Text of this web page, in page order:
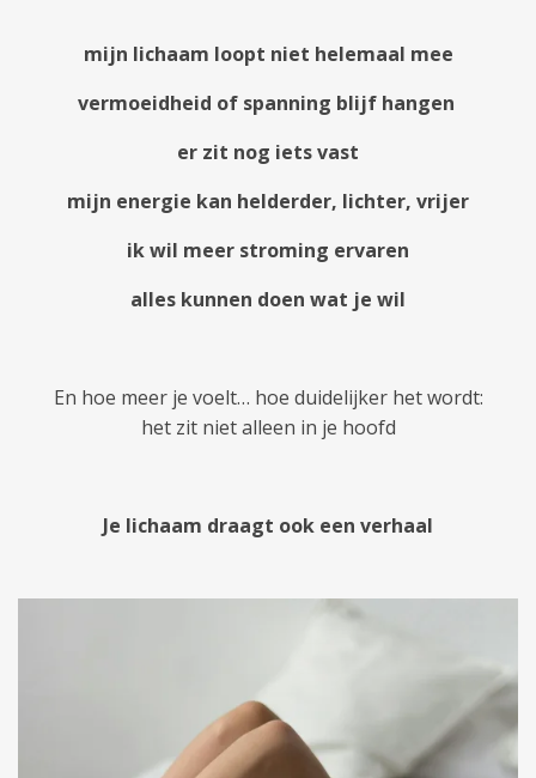
mijn lichaam loopt niet helemaal mee
vermoeidheid of spanning blijf hangen
er zit nog iets vast
mijn energie kan helderder, lichter, vrijer
ik wil meer stroming ervaren
alles kunnen doen wat je wil
En hoe meer je voelt… hoe duidelijker het wordt:
het zit niet alleen in je hoofd
Je lichaam draagt ook een verhaal